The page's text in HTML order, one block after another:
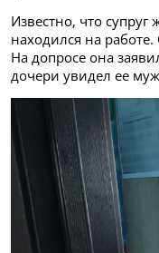
Известно, что
находился на
На допросе она
дочери увидел ее